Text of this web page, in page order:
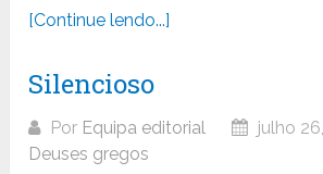
[Continue lendo...]
Silencioso
Por Equipa editorial
julho
Deuses gregos